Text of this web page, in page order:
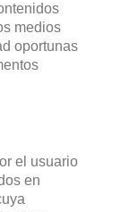
medios
oportunas
el usuario
en